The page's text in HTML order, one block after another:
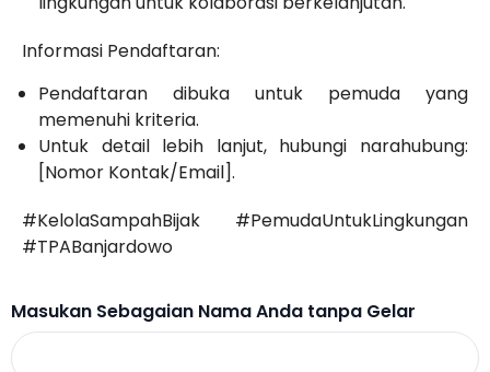
Informasi Pendaftaran:
Pendaftaran dibuka untuk pemuda yang
memenuhi kriteria.
Untuk detail lebih lanjut, hubungi narahubung:
[Nomor Kontak/Email].
#KelolaSampahBijak #PemudaUntukLingkungan
#TPABanjardowo
Masukan Sebagaian Nama Anda tanpa Gelar